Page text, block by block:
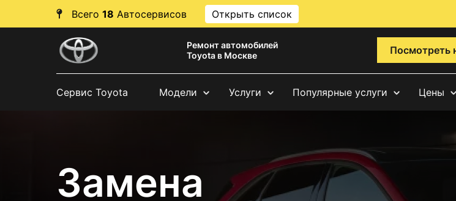
Всего 18 Автосервисов Открыть список
Ремонт автомобилей
Toyota в Москве
Посмотреть
Сервис Toyota Модели Услуги Популярные услуги Цены
Замена